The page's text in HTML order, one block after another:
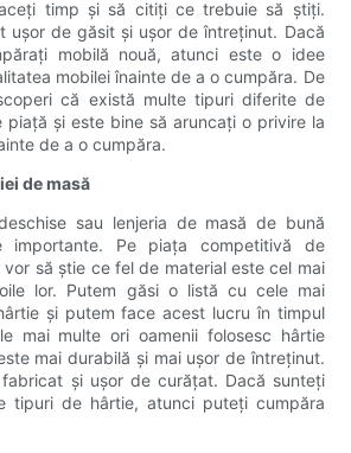
timp și să citiți ce trebuie să știți.
ușor de găsit și ușor de întreținut. Dacă
mobilă nouă, atunci este o idee
mobilei înainte de a o cumpăra. De
că există multe tipuri diferite de
piață și este bine să aruncați o privire la
de a o cumpăra.
de masă
sau lenjeria de masă de bună
importante. Pe piața competitivă de
să știe ce fel de material este cel mai
lor. Putem găsi o listă cu cele mai
și putem face acest lucru în timpul
mai multe ori oamenii folosesc hârtie
mai durabilă și mai ușor de întreținut.
și ușor de curățat. Dacă sunteți
tipuri de hârtie, atunci puteți cumpăra